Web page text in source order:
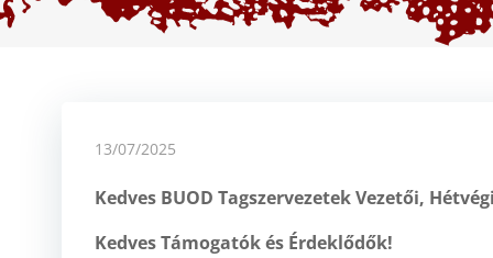
13/07/2025
Kedves BUOD Tagszervezetek Vezetői,
KedvesTámogatók és Érdeklődők!